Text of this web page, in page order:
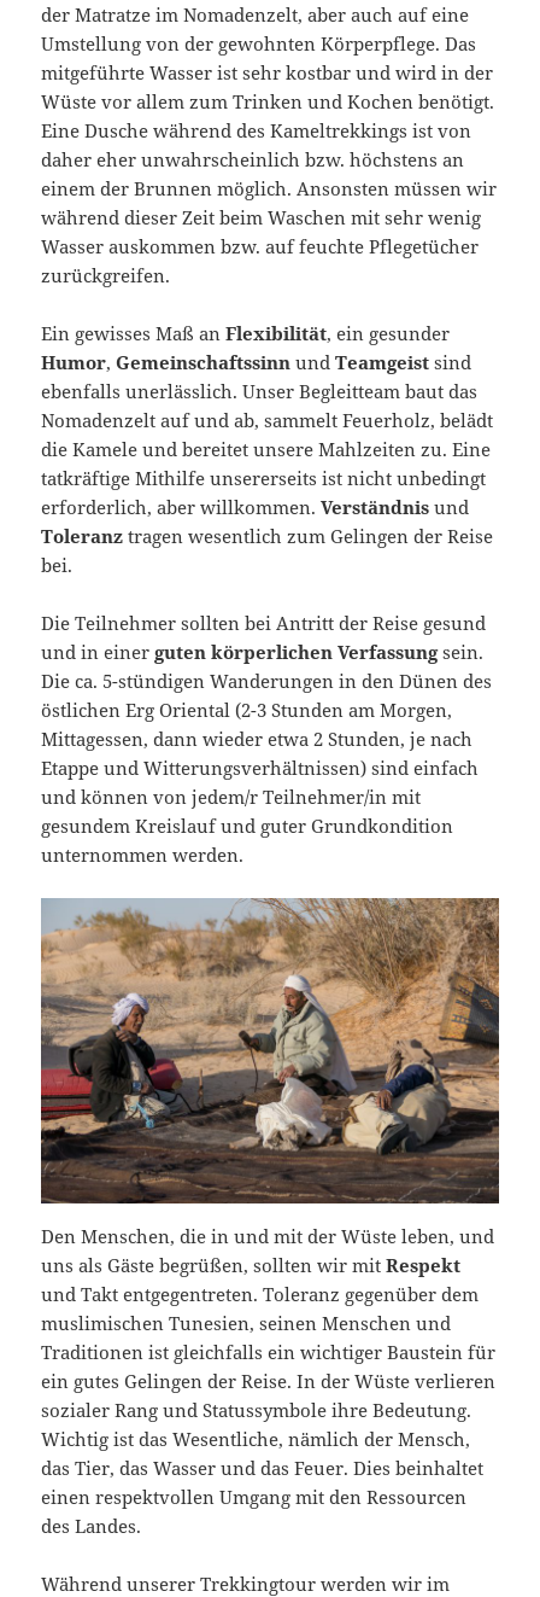
der Matratze im Nomadenzelt, aber auch auf eine
Umstellung von der gewohnten Körperpflege. Das
mitgeführte Wasser ist sehr kostbar und wird in der
Wüste vor allem zum Trinken und Kochen benötigt.
Eine Dusche während des Kameltrekkings ist von
daher eher unwahrscheinlich bzw. höchstens an
einem der Brunnen möglich. Ansonsten müssen wir
während dieser Zeit beim Waschen mit sehr wenig
Wasser auskommen bzw. auf feuchte Pflegetücher
zurückgreifen.
Ein gewisses Maß anFlexibilität, ein gesunder
Humor,GemeinschaftssinnundTeamgeistsind
ebenfalls unerlässlich. Unser Begleitteam baut das
Nomadenzelt auf und ab, sammelt Feuerholz, belädt
die Kamele und bereitet unsere Mahlzeiten zu. Eine
tatkräftige Mithilfe unsererseits ist nicht unbedingt
erforderlich, aber willkommen.Verständnisund
Toleranztragen wesentlich zum Gelingen der Reise
bei.
Die Teilnehmer sollten bei Antritt der Reise gesund
und in einerguten körperlichen Verfassungsein.
Die ca. 5-stündigen Wanderungen in den Dünen des
östlichen Erg Oriental (2-3 Stunden am Morgen,
Mittagessen, dann wieder etwa 2 Stunden, je nach
Etappe und Witterungsverhältnissen) sind einfach
und können von jedem/r Teilnehmer/in mit
gesundem Kreislauf und guter Grundkondition
unternommen werden.
Den Menschen, die in und mit der Wüste leben, und
uns als Gäste begrüßen, sollten wir mitRespekt
und Takt entgegentreten. Toleranz gegenüber dem
muslimischen Tunesien, seinen Menschen und
Traditionen ist gleichfalls ein wichtiger Baustein für
ein gutes Gelingen der Reise. In der Wüste verlieren
sozialer Rang und Statussymbole ihre Bedeutung.
Wichtig ist das Wesentliche, nämlich der Mensch,
das Tier, das Wasser und das Feuer. Dies beinhaltet
einen respektvollen Umgang mit den Ressourcen
des Landes.
Während unserer Trekkingtour werden wir im